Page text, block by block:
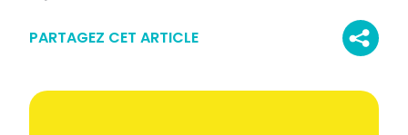
PARTAGEZ CET ARTICLE